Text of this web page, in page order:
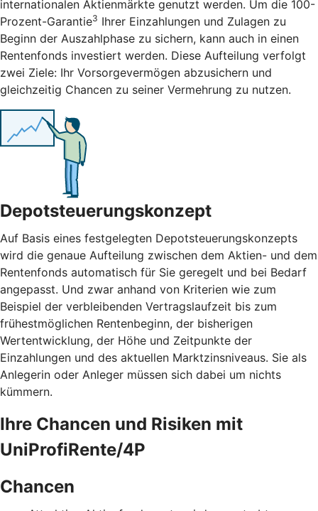
internationalen Aktienmärkte genutzt werden. Um die 100-
Prozent-Garantie3 Ihrer Einzahlungen und Zulagen zu
Beginn der Auszahlphase zu sichern, kann auch in einen
Rentenfonds investiert werden. Diese Aufteilung verfolgt
zwei Ziele: Ihr Vorsorgevermögen abzusichern und
gleichzeitig Chancen zu seiner Vermehrung zu nutzen.
Depotsteuerungskonzept
Auf Basis eines festgelegten Depotsteuerungskonzepts
wird die genaue Aufteilung zwischen dem Aktien- und dem
Rentenfonds automatisch für Sie geregelt und bei Bedarf
angepasst. Und zwar anhand von Kriterien wie zum
Beispiel der verbleibenden Vertragslaufzeit bis zum
frühestmöglichen Rentenbeginn, der bisherigen
Wertentwicklung, der Höhe und Zeitpunkte der
Einzahlungen und des aktuellen Marktzinsniveaus. Sie als
Anlegerin oder Anleger müssen sich dabei um nichts
kümmern.
Ihre Chancen und Risiken mit
UniProfiRente/4P
Chancen